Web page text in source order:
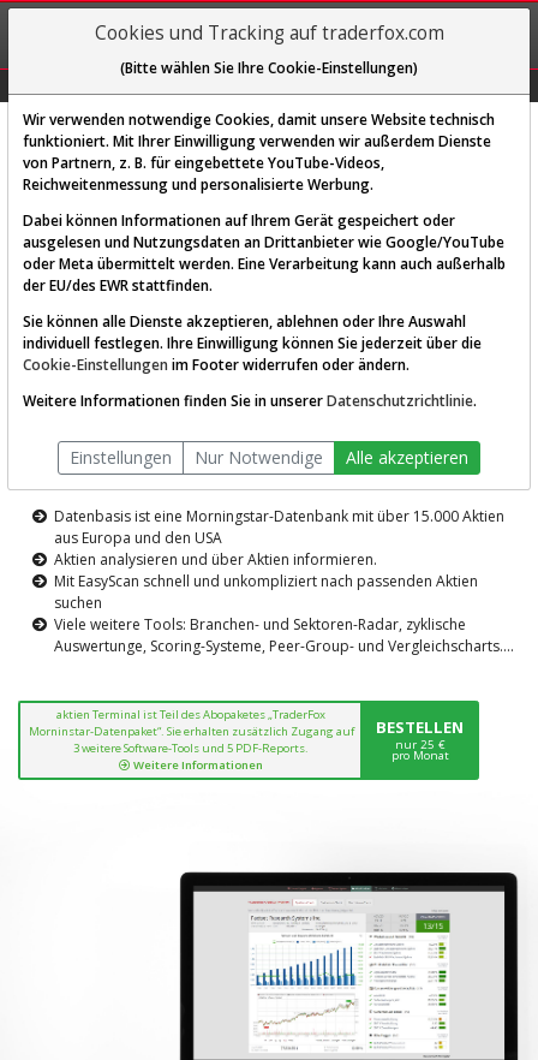
REGIS-
TRIEREN
Diese Funktion ist nur für
AKTIEN-TERMINAL
Die Aktienanalyse-Plattform von
TraderFox
Datenbasis ist eine Morningstar-Datenbank mit über 15.000 Aktien
aus Europa und den USA
Aktien analysieren und über Aktien informieren.
Mit EasyScan schnell und unkompliziert nach passenden Aktien
suchen
Viele weitere Tools: Branchen- und Sektoren-Radar, zyklische
Auswertunge, Scoring-Systeme, Peer-Group- und Vergleichscharts....
aktien Terminal ist Teil des Abopaketes „TraderFox
Morninstar-Datenpaket“. Sie erhalten zusätzlich Zugang auf
3 weitere Software-Tools und 5 PDF-Reports.
Weitere Informationen
BESTELLEN
nur 25 €
pro Monat
Cookies und Tracking auf traderfox.com
(Bitte wählen Sie Ihre Cookie-Einstellungen)
Wir verwenden notwendige Cookies, damit unsere Website technisch
funktioniert. Mit Ihrer Einwilligung verwenden wir außerdem Dienste
von Partnern, z. B. für eingebettete YouTube-Videos,
Reichweitenmessung und personalisierte Werbung.
Dabei können Informationen auf Ihrem Gerät gespeichert oder
ausgelesen und Nutzungsdaten an Drittanbieter wie Google/YouTube
oder Meta übermittelt werden. Eine Verarbeitung kann auch außerhalb
der EU/des EWR stattfinden.
Sie können alle Dienste akzeptieren, ablehnen oder Ihre Auswahl
individuell festlegen. Ihre Einwilligung können Sie jederzeit über die
Cookie-Einstellungen im Footer widerrufen oder ändern.
Weitere Informationen finden Sie in unsererDatenschutzrichtlinie.
Einstellungen Nur Notwendige Alle akzeptieren